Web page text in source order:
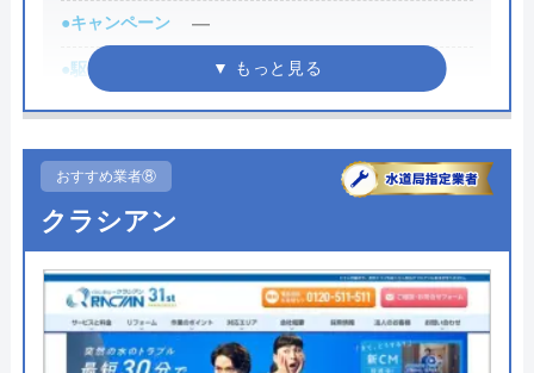
所在地
〒450-6319
愛知県名古屋市中村区名駅1-1-1 JPタ
ワー名古屋19F
水110番のクチコミ on
4.2（838件のクチコミ）
※クチコミの内容について
●キャンペーン ―
●駆けつけ時間 最短30分
●受付時間 8:00-22:00
●定休日
●出張見積もり
●支払い方法 現金、クレジットカード
●累計実績 施工対応数240万件以上
●保証・保険
おすすめ業者⑧
クラシアン